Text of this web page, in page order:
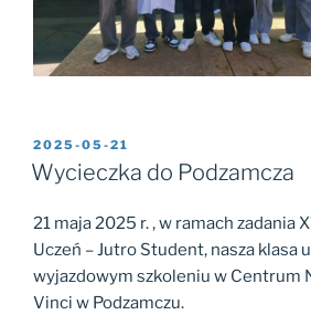
2025-05-21
Wycieczka do Podzamcza
21 maja 2025 r. , w ramach zadania
Uczeń – Jutro Student, nasza klasa
wyjazdowym szkoleniu w Centrum
Vinci w Podzamczu.